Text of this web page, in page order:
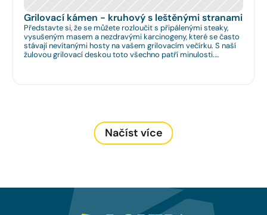
Grilovací kámen - kruhový s leštěnými stranami
Představte si, že se můžete rozloučit s připálenými steaky,
vysušeným masem a nezdravými karcinogeny, které se často
stávají nevítanými hosty na vašem grilovacím večírku. S naší
žulovou grilovací deskou toto všechno patří minulosti.
Načíst více